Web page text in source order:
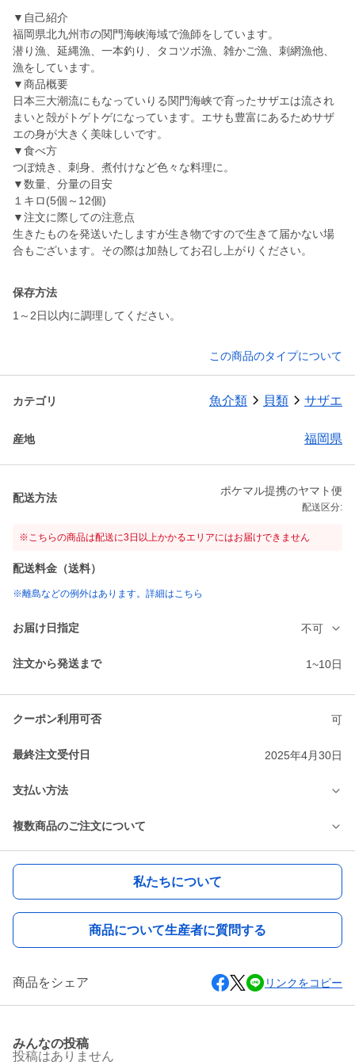
▼自己紹介
福岡県北九州市の関門海峡海域で漁師をしています。
潜り漁、延縄漁、一本釣り、タコツボ漁、雑かご漁、刺網漁他、
漁をしています。
▼商品概要
日本三大潮流にもなっていりる関門海峡で育ったサザエは流され
まいと殻がトゲトゲになっています。エサも豊富にあるためサザ
エの身が大きく美味しいです。
▼食べ方
つぼ焼き、刺身、煮付けなど色々な料理に。
▼数量、分量の目安
１キロ(5個～12個)
▼注文に際しての注意点
生きたものを発送いたしますが生き物ですので生きて届かない場
合もございます。その際は加熱してお召し上がりください。
保存方法
1～2日以内に調理してください。
この商品のタイプについて
カテゴリ 魚介類 貝類 サザエ
産地 福岡県
配送方法
ポケマル提携のヤマト便
配送区分:
※こちらの商品は配送に3日以上かかるエリアにはお届けできません
配送料金（送料）
※離島などの例外はあります。詳細はこちら
お届け日指定 不可
注文から発送まで 1~10日
クーポン利用可否 可
最終注文受付日 2025年4月30日
支払い方法
複数商品のご注文について
私たちについて
商品について生産者に質問する
商品をシェア リンクをコピー
みんなの投稿
投稿はありません